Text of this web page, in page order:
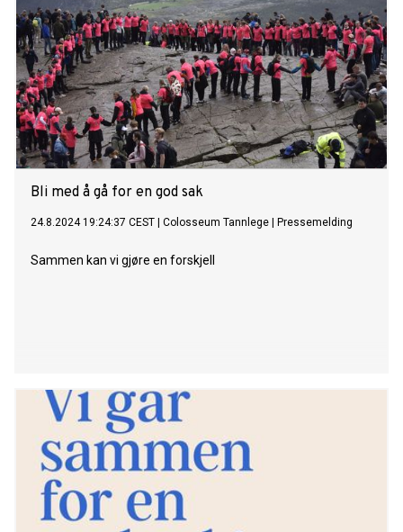
Bli med å gå for en god sak
24.8.2024 19:24:37 CEST Colosseum Tannlege Pressemelding
Sammen kan vi gjøre en forskjell